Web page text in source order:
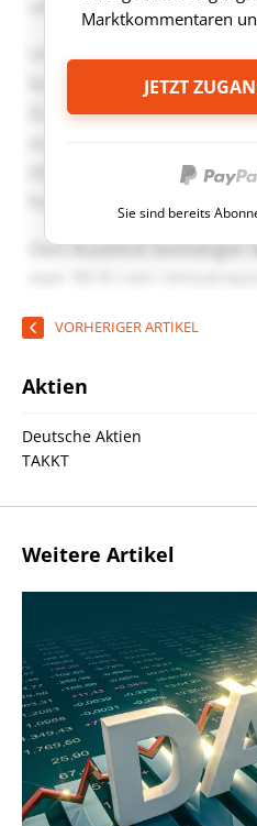
Marktkommentaren
JETZT
Sie sind bereits
VORHERIGER ARTIKEL
Aktien
Deutsche Aktien
TAKKT
Weitere Artikel